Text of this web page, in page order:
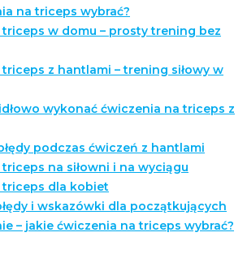
na triceps wybrać?
w domu – prosty trening bez
z hantlami – trening siłowy w
wykonać ćwiczenia na triceps z
podczas ćwiczeń z hantlami
na siłowni i na wyciągu
triceps dla kobiet
i wskazówki dla początkujących
– jakie ćwiczenia na triceps wybrać?